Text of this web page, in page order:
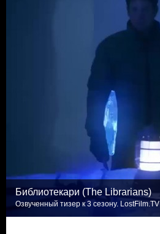
Библиотекари (The Librarians)
Озвученный тизер к 3 сезону. LostFilm.TV